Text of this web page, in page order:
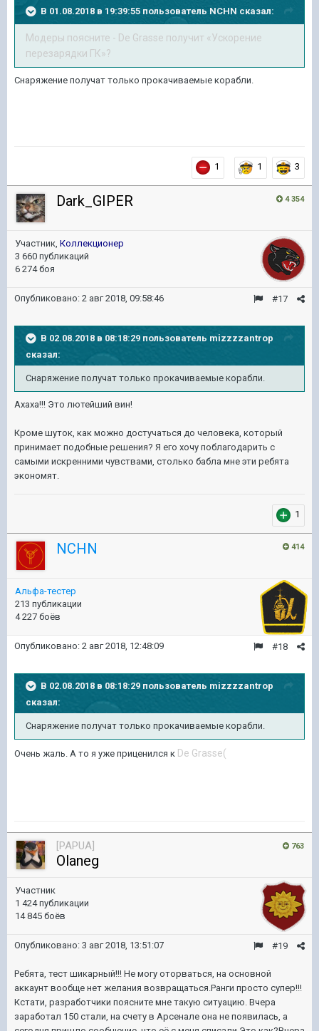
В 01.08.2018 в 19:39:55 пользователь NCHN сказал:
Модеры поясните - De Grasse получит «Ускорение
перезарядки ГК»?
Снаряжение получат только прокачиваемые корабли.
1 1 3
4 354
Dark_GIPER
Участник, Коллекционер
3 660 публикаций
6 274 боя
#17
Опубликовано: 2 авг 2018, 09:58:46
В 02.08.2018 в 08:18:29 пользователь mizzzzantrop
сказал:
Снаряжение получат только прокачиваемые корабли.
Ахаха!!! Это лютейший вин!
Кроме шуток, как можно достучаться до человека, который
принимает подобные решения? Я его хочу поблагодарить с
самыми искренними чувствами, столько бабла мне эти ребята
экономят.
1
414
NCHN
Альфа-тестер
213 публикации
4 227 боёв
#18
Опубликовано: 2 авг 2018, 12:48:09
В 02.08.2018 в 08:18:29 пользователь mizzzzantrop
сказал:
Снаряжение получат только прокачиваемые корабли.
Очень жаль. А то я уже приценился к De Grasse(
763
[PAPUA]
Olaneg
Участник
1 424 публикации
14 845 боёв
#19
Опубликовано: 3 авг 2018, 13:51:07
Ребята, тест шикарный!!! Не могу оторваться, на основной
аккаунт вообще нет желания возвращаться.Ранги просто супер!!!
Кстати, разработчики поясните мне такую ситуацию. Вчера
заработал 150 стали, на счету в Арсенале она не появилась, а